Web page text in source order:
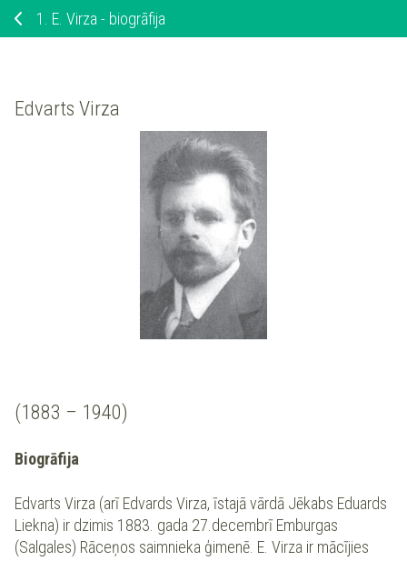
1. E. Virza - biogrāfija
Edvarts Virza
(1883 – 1940)
Biogrāfija
Edvarts Virza (arī Edvards Virza, īstajā vārdā Jēkabs Eduards
Liekna) ir dzimis 1883. gada 27.decembrī Emburgas
(Salgales) Rāceņos saimnieka ģimenē. E. Virza ir mācījies